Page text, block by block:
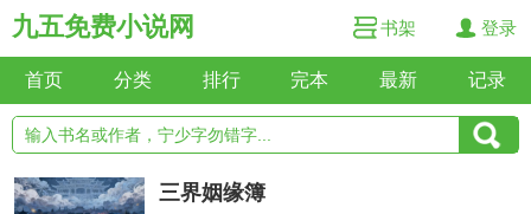
九五免费小说网 书架 登录
首页 分类 排行 完本 最新 记录
三界姻缘簿